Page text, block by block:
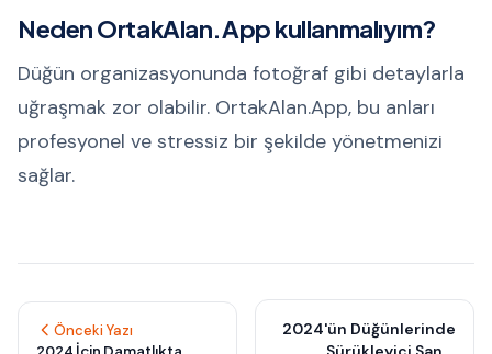
Neden OrtakAlan.App kullanmalıyım?
Düğün organizasyonunda fotoğraf gibi detaylarla
uğraşmak zor olabilir. OrtakAlan.App, bu anları
profesyonel ve stressiz bir şekilde yönetmenizi
sağlar.
Önceki Yazı
2024 İçin Damatlıkta
2024'ün Düğünlerinde